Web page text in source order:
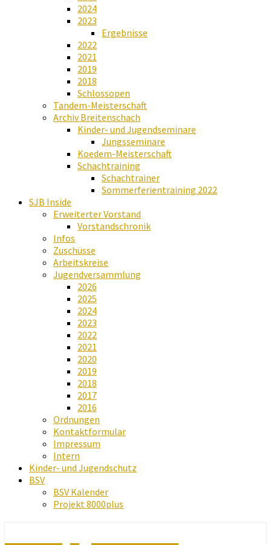
2024
2023
Ergebnisse
2022
2021
2019
2018
Schlossopen
Tandem-Meisterschaft
Archiv Breitenschach
Kinder- und Jugendseminare
Jungsseminare
Koedem-Meisterschaft
Schachtraining
Schachtrainer
Sommerferientraining 2022
SJB Inside
Erweiterter Vorstand
Vorstandschronik
Infos
Zuschüsse
Arbeitskreise
Jugendversammlung
2026
2025
2024
2023
2022
2021
2020
2019
2018
2017
2016
Ordnungen
Kontaktformular
Impressum
Intern
Kinder- und Jugendschutz
BSV
BSV Kalender
Projekt 8000plus